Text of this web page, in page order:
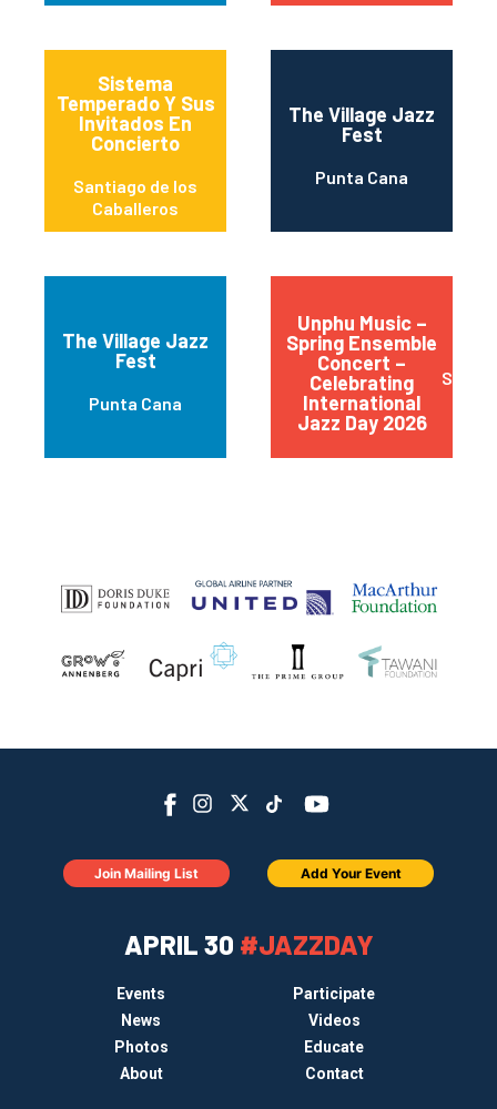
Sistema
Temperado Y Sus
Invitados En
Concierto
Santiago de los
Caballeros
The Village Jazz
Fest
Punta Cana
The Village Jazz
Fest
Punta Cana
Unphu Music –
Spring Ensemble
Concert –
Celebrating
International
Jazz Day 2026
Santo
APRIL 30 #JAZZDAY
Events
Participate
News
Videos
Photos
Educate
About
Contact
Join Mailing List Add Your Event